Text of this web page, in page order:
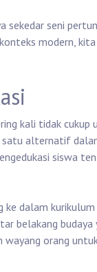
sekedar seni
modern,
kali tidak cukup
satu alternatif
siswa
dalam
belakang budaya
orang